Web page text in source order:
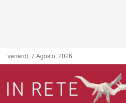
venerdì, 7 Agosto, 2026